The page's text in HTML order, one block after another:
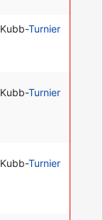
Kubb-Turnier
Kubb-Turnier
Kubb-Turnier